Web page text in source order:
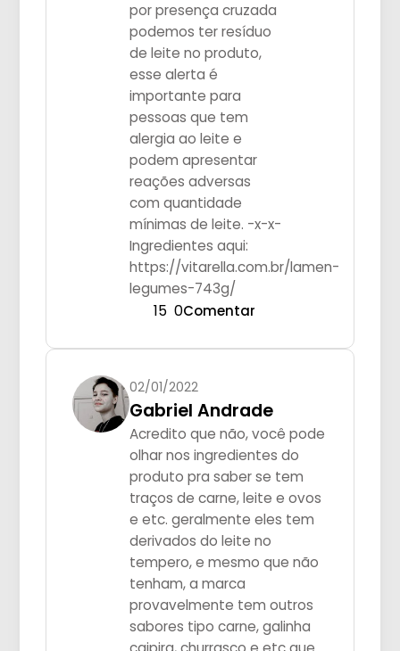
por presença cruzada
podemos ter resíduo
de leite no produto,
esse alerta é
importante para
pessoas que tem
alergia ao leite e
podem apresentar
reações adversas
com quantidade
mínimas de leite. -x-x-
Ingredientes aqui:
https://vitarella.com.br/lamen-
legumes-743g/
15 0Comentar
02/01/2022
Gabriel Andrade
Acredito que não, você pode
olhar nos ingredientes do
produto pra saber se tem
traços de carne, leite e ovos
e etc. geralmente eles tem
derivados do leite no
tempero, e mesmo que não
tenham, a marca
provavelmente tem outros
sabores tipo carne, galinha